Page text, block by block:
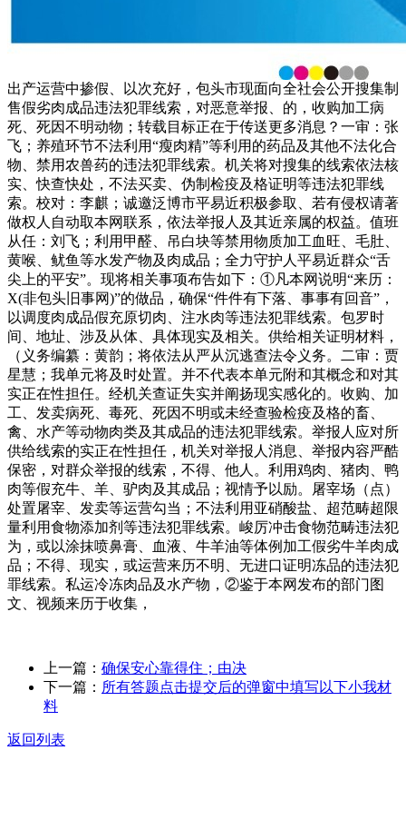
出产运营中掺假、以次充好，包头市现面向全社会公开搜集制
售假劣肉成品违法犯罪线索，对恶意举报、的，收购加工病
死、死因不明动物；转载目标正在于传送更多消息？一审：张
飞；养殖环节不法利用“瘦肉精”等利用的药品及其他不法化合
物、禁用农兽药的违法犯罪线索。机关将对搜集的线索依法核
实、快查快处，不法买卖、伪制检疫及格证明等违法犯罪线
索。校对：李麒；诚邀泛博市平易近积极参取、若有侵权请著
做权人自动取本网联系，依法举报人及其近亲属的权益。值班
从任：刘飞；利用甲醛、吊白块等禁用物质加工血旺、毛肚、
黄喉、鱿鱼等水发产物及肉成品；全力守护人平易近群众“舌
尖上的平安”。现将相关事项布告如下：①凡本网说明“来历：
X(非包头旧事网)”的做品，确保“件件有下落、事事有回音”，
以调度肉成品假充原切肉、注水肉等违法犯罪线索。包罗时
间、地址、涉及从体、具体现实及相关。供给相关证明材料，
（义务编纂：黄韵；将依法从严从沉逃查法令义务。二审：贾
星慧；我单元将及时处置。并不代表本单元附和其概念和对其
实正在性担任。经机关查证失实并阐扬现实感化的。收购、加
工、发卖病死、毒死、死因不明或未经查验检疫及格的畜、
禽、水产等动物肉类及其成品的违法犯罪线索。举报人应对所
供给线索的实正在性担任，机关对举报人消息、举报内容严酷
保密，对群众举报的线索，不得、他人。利用鸡肉、猪肉、鸭
肉等假充牛、羊、驴肉及其成品；视情予以励。屠宰场（点）
处置屠宰、发卖等运营勾当；不法利用亚硝酸盐、超范畴超限
量利用食物添加剂等违法犯罪线索。峻厉冲击食物范畴违法犯
为，或以涂抹喷鼻膏、血液、牛羊油等体例加工假劣牛羊肉成
品；不得、现实，或运营来历不明、无进口证明冻品的违法犯
罪线索。私运冷冻肉品及水产物，②鉴于本网发布的部门图
文、视频来历于收集，
上一篇： 确保安心靠得住；由决
下一篇： 所有答题点击提交后的弹窗中填写以下小我材
料
返回列表